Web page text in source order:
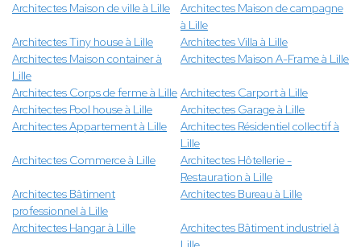
Architectes Maison de ville à Lille
Architectes Maison de campagne
à Lille
Architectes Tiny house à Lille
Architectes Villa à Lille
Architectes Maison container à
Lille
Architectes Maison A-Frame à Lille
Architectes Corps de ferme à Lille Architectes Carport à Lille
Architectes Pool house à Lille
Architectes Garage à Lille
Architectes Appartement à Lille
Architectes Résidentiel collectif à
Lille
Architectes Commerce à Lille
Architectes Hôtellerie -
Restauration à Lille
Architectes Bâtiment
professionnel à Lille
Architectes Bureau à Lille
Architectes Hangar à Lille
Architectes Bâtiment industriel à